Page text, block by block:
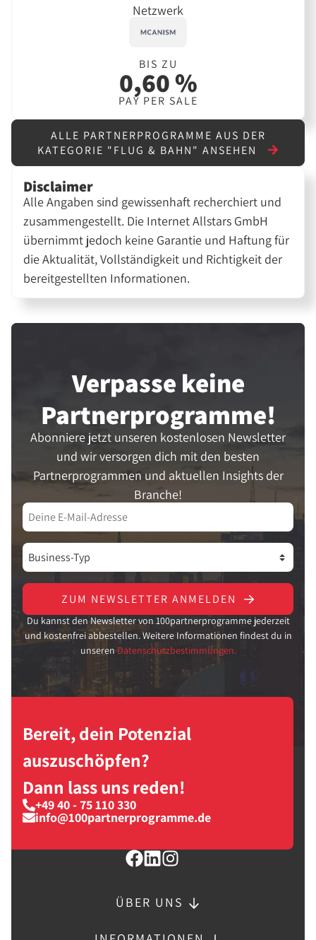
Netzwerk
BIS ZU
0,60 %
PAY PER SALE
ALLE PARTNERPROGRAMME AUS DER
KATEGORIE "FLUG & BAHN" ANSEHEN
Disclaimer
Alle Angaben sind gewissenhaft recherchiert und
zusammengestellt. Die Internet Allstars GmbH
übernimmt jedoch keine Garantie und Haftung für
die Aktualität, Vollständigkeit und Richtigkeit der
bereitgestellten Informationen.
Verpasse keine
Partner­programme!
Abonniere jetzt unseren kostenlosen Newsletter
und wir versorgen dich mit den besten
Partnerprogrammen und aktuellen Insights der
Branche!
ZUM NEWSLETTER ANMELDEN
Du kannst den Newsletter von 100partnerprogramme jederzeit
und kostenfrei abbestellen. Weitere Informationen findest du in
unseren Datenschutzbestimmungen.
Bereit, dein Potenzial
auszuschöpfen?
Dann lass uns reden!
+49 40 - 75 110 330
info@100partnerprogramme.de
ÜBER UNS